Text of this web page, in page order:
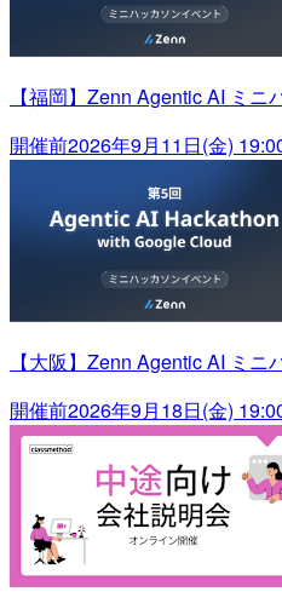
【福岡】Zenn Agentic AI ミ
開催前2026年9月11日(金)
【大阪】Zenn Agentic AI ミ
開催前2026年9月18日(金)